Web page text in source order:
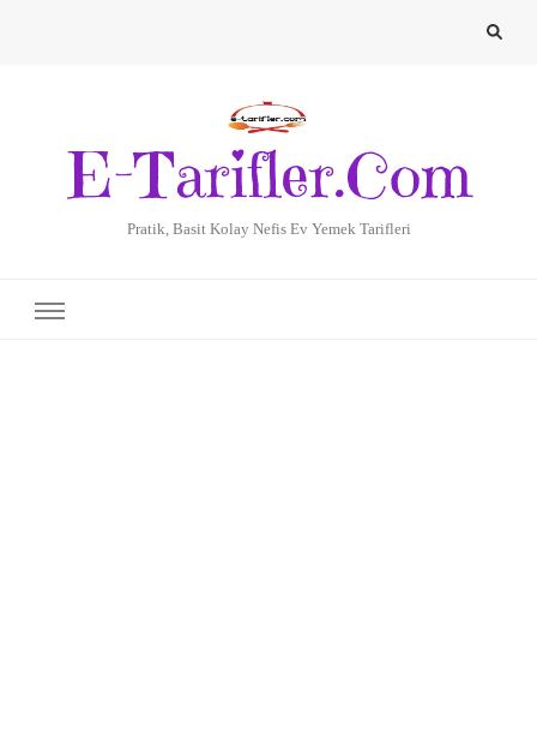
E-Tarifler.Com
Pratik, Basit Kolay Nefis Ev Yemek Tarifleri